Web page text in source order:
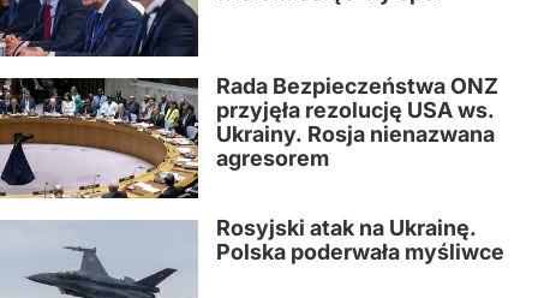
Rada Bezpieczeństwa ONZ
przyjęła rezolucję USA ws.
Ukrainy. Rosja nienazwana
agresorem
Rosyjski atak na Ukrainę.
Polska poderwała myśliwce